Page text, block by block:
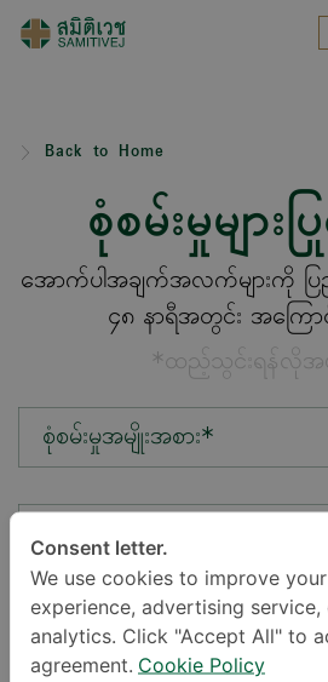
Back to Home
စုံစမ်းမှုများ
အောက်ပါအချက်အလက်များကို ပြ
၄၈ နာရီအတွင်း အကြောင်
*ထည့်သွင်းရန်လို
စုံစမ်းမှုအမျိုးအစား*
တည်နေရာ*
မေးလိုသောမေးခွန်း*
Consent letter.
We use cookies to improve
experience, advertising service,
analytics. Click "Accept All" to
agreement. Cookie Policy